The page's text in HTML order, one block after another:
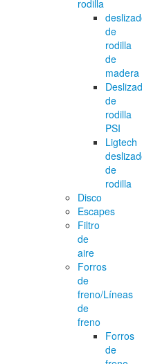
rodilla
de
rodilla
de
madera
de
rodilla
PSI
Ligtech
de
rodilla
Disco
Escapes
Filtro
de
aire
Forros
de
freno/Líneas
de
freno
Forros
de